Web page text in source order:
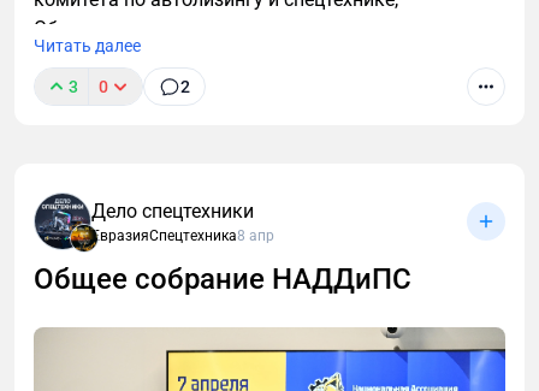
Объединенная лизинговая ассоциация.
Читать далее
3 0 2
Дело спецтехники
ЕвразияСпецтехника8 апр
Общее собрание НАДДиПС